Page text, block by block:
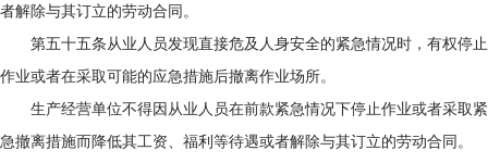
者解除与其订立的劳动合同。
第五十五条从业人员发现直接危及人身安全的紧急情况时，有权停止
作业或者在采取可能的应急措施后撤离作业场所。
生产经营单位不得因从业人员在前款紧急情况下停止作业或者采取紧
急撤离措施而降低其工资、福利等待遇或者解除与其订立的劳动合同。